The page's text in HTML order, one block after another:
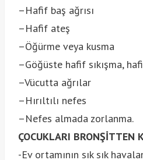
–Hafif baş ağrısı
–Hafif ateş
–Öğürme veya kusma
–Göğüste hafif sıkışma,
–Vücutta ağrılar
–Hırıltılı nefes
–Nefes almada zorlanma.
ÇOCUKLARI BRONŞİTTEN
-Ev ortamının sık sık